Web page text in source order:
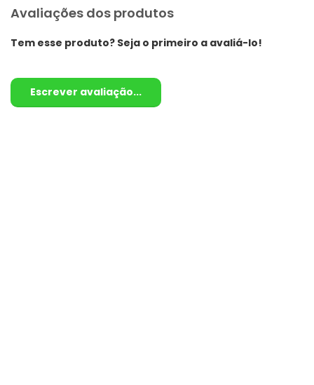
Avaliações dos produtos
Tem esse produto? Seja o primeiro a avaliá-lo!
Escrever avaliação...